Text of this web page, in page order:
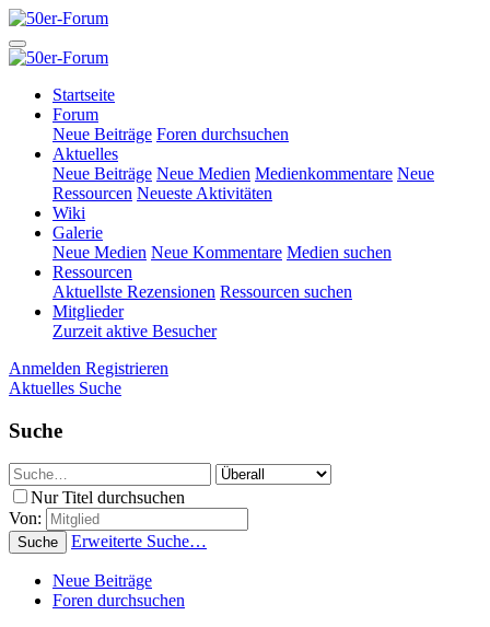
Startseite
Forum
Neue Beiträge Foren durchsuchen
Aktuelles
Neue Beiträge Neue Medien Medienkommentare Neue
Ressourcen Neueste Aktivitäten
Wiki
Galerie
Neue Medien Neue Kommentare Medien suchen
Ressourcen
Aktuellste Rezensionen Ressourcen suchen
Mitglieder
Zurzeit aktive Besucher
Anmelden Registrieren
Aktuelles Suche
Suche
Nur Titel durchsuchen
Von:
Suche Erweiterte Suche…
Neue Beiträge
Foren durchsuchen